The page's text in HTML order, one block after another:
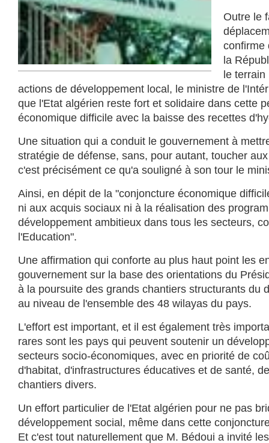
Outre le
confirme
la
le
actions de développement local, le ministre de
que l'Etat algérien reste fort et solidaire dans cette
économique difficile avec la baisse des recettes
Une situation qui a conduit le gouvernement à
stratégie de défense, sans, pour autant, toucher
c'est précisément ce qu'a souligné à son tour le
Ainsi, en dépit de la "conjoncture économique
ni aux acquis sociaux ni à la réalisation des
développement ambitieux dans tous les secteurs,
l'Education".
Une affirmation qui conforte au plus haut point les
gouvernement sur la base des orientations du
à la poursuite des grands chantiers structurants du
au niveau de l'ensemble des 48 wilayas du pays.
L'effort est important, et il est également très
rares sont les pays qui peuvent soutenir un
secteurs socio-économiques, avec en priorité de
d'habitat, d'infrastructures éducatives et de santé,
chantiers divers.
Un effort particulier de l'Etat algérien pour ne pas
développement social, même dans cette
Et c'est tout naturellement que M. Bédoui a invité